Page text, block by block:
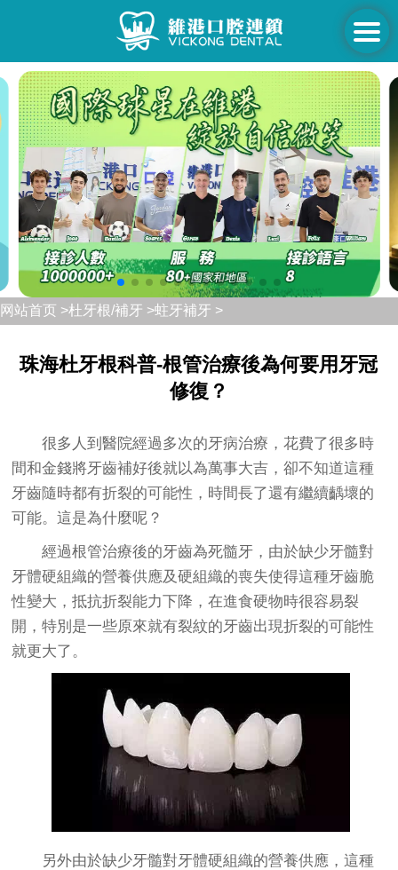
网站首页 >杜牙根/補牙 >蛀牙補牙 >
珠海杜牙根科普-根管治療後為何要用牙冠
修復？
很多人到醫院經過多次的牙病治療，花費了很多時
間和金錢將牙齒補好後就以為萬事大吉，卻不知道這種
牙齒隨時都有折裂的可能性，時間長了還有繼續齲壞的
可能。這是為什麼呢？
經過根管治療後的牙齒為死髓牙，由於缺少牙髓對
牙體硬組織的營養供應及硬組織的喪失使得這種牙齒脆
性變大，抵抗折裂能力下降，在進食硬物時很容易裂
開，特別是一些原來就有裂紋的牙齒出現折裂的可能性
就更大了。
另外由於缺少牙髓對牙體硬組織的營養供應，這種